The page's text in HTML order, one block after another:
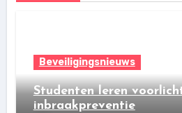
Beveiligingsnieuws
Studenten leren
inbraakpreventie